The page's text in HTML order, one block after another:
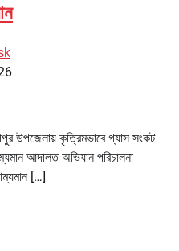
উপজেলায় কৃত্রিমভাবে গ্যাস সংকট
আদালত অভিযান পরিচালনা
[…]